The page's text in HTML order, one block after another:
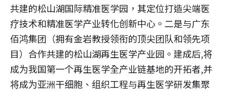
共建的松山湖国际精准医学园，其定位打造尖端医
疗技术和精准医学产业转化创新中心。二是与广东
佰鸿集团（拥有金岩教授领衔的顶尖团队和领先项
目）合作共建的松山湖再生医学产业园。建成后,将
成为我国第一个再生医学全产业链基地的开拓者,并
将成为亚洲干细胞、组织工程与再生医学研发集聚